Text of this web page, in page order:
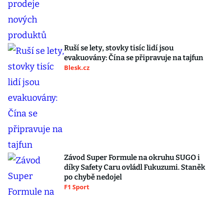
Ruší se lety, stovky tisíc lidí jsou
evakuovány: Čína se připravuje na tajfun
Blesk.cz
Závod Super Formule na okruhu SUGO i
díky Safety Caru ovládl Fukuzumi. Staněk
po chybě nedojel
F1 Sport